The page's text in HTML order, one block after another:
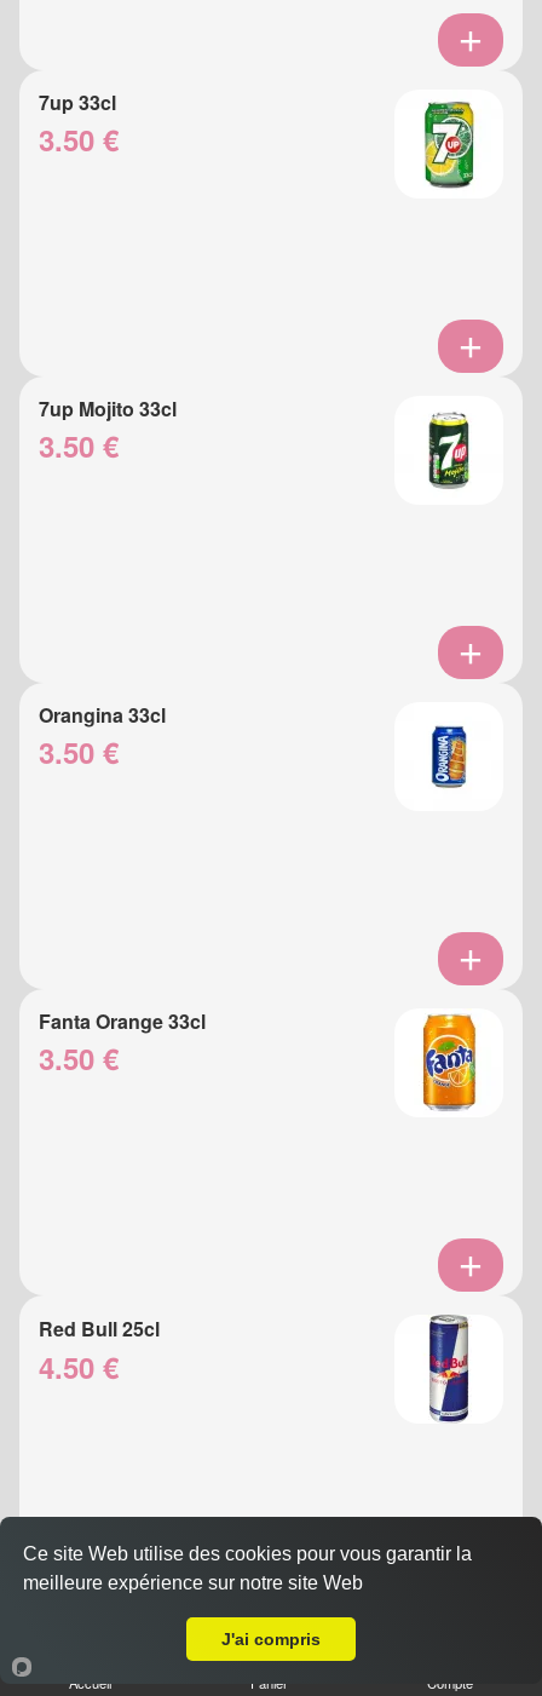
7up 33cl
3.50 €
7up Mojito 33cl
3.50 €
Orangina 33cl
3.50 €
Fanta Orange 33cl
3.50 €
Red Bull 25cl
4.50 €
3.50 €
Accueil Panier Compte
Ce site Web utilise des cookies pour vous garantir la
meilleure expérience sur notre site Web
J'ai compris